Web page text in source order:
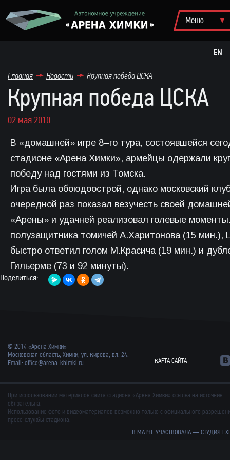
EN
Главная Новости Крупная победа ЦСКА
Крупная победа ЦСКА
02 мая 2010
В «домашней» игре 8–го тура, состоявшейся
стадионе «Арена Химки», армейцы одержали
победу над гостями из Томска.
Игра была обоюдоострой, однако московский
очередной раз показал везучесть своей
«Арены» и удачней реализовал голевые
полузащитника томичей А.Харитонова (15 мин.),
быстро ответил голом М.Красича (19 мин.) и
Гильерме (73 и 92 минуты).
Поделиться:
© 2014 «Арена Химки»
Московская область, Химки, ул. Кирова, вл. 24.
Email: office@arena-khimki.ru КАРТА САЙТА
При использовании материалов сайта стадиона «Арена Химки» ссылка на источник
обязательна.
Использование фото и видеоматериалов возможно только с официального
пресс-службы стадиона.
В МАТЧЕ УЧАСТВОВАЛА —СТУДИЯ